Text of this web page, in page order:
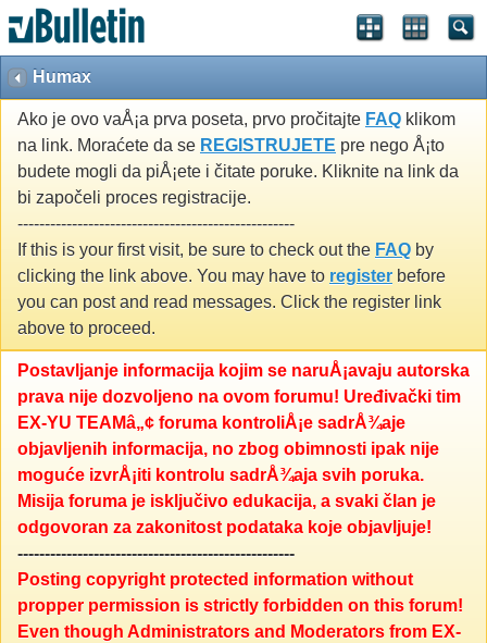
Humax
Ako je ovo vaÅ¡a prva poseta, prvo pročitajte FAQ klikom
na link. Moraćete da se REGISTRUJETE pre nego Å¡to
budete mogli da piÅ¡ete i čitate poruke. Kliknite na link da
bi započeli proces registracije.
---------------------------------------------------
If this is your first visit, be sure to check out the FAQ by
clicking the link above. You may have to register before
you can post and read messages. Click the register link
above to proceed.
Postavljanje informacija kojim se naruÅ¡avaju autorska
prava nije dozvoljeno na ovom forumu! Uređivački tim
EX-YU TEAMâ„¢ foruma kontroliÅ¡e sadrÅ¾aje
objavljenih informacija, no zbog obimnosti ipak nije
moguće izvrÅ¡iti kontrolu sadrÅ¾aja svih poruka.
Misija foruma je isključivo edukacija, a svaki član je
odgovoran za zakonitost podataka koje objavljuje!
---------------------------------------------------
Posting copyright protected information without
propper permission is strictly forbidden on this forum!
Even though Administrators and Moderators from EX-